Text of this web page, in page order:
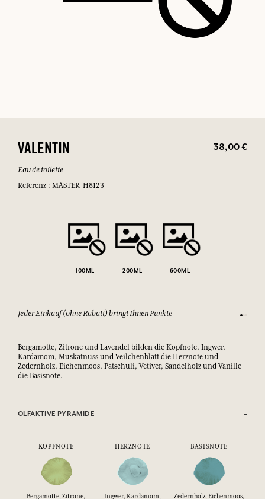
VALENTIN 38,00 €
Eau de toilette
Referenz : MASTER_H8123
100ML 200ML 600ML
Jeder Einkauf (ohne Rabatt) bringt Ihnen Punkte Sehen
Bergamotte, Zitrone und Lavendel bilden die Kopfnote, Ingwer,
Kardamom, Muskatnuss und Veilchenblatt die Herznote und
Zedernholz, Eichenmoos, Patschuli, Vetiver, Sandelholz und Vanille
die Basisnote.
OLFAKTIVE PYRAMIDE
KOPFNOTE HERZNOTE BASISNOTE
Bergamotte, Zitrone,
Ingwer, Kardamom,
Zedernholz, Eichenmoos,